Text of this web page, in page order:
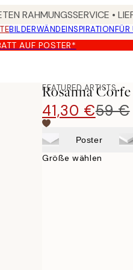
RAHMUNGSSERVICE •
BILDERWÄNDEINSPIRATIONFÜR
AUF POSTER*
FEATURED ARTISTS
Rosanna
41,30 €59 €
Poster
Größe wählen